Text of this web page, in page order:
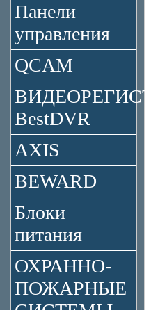
Панели
управления
QCAM
BestDVR
AXIS
BEWARD
Блоки
питания
ОХРАННО-
ПОЖАРНЫЕ